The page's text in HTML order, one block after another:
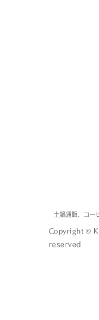
土鍋通販、コー
Copyright ©
reserved